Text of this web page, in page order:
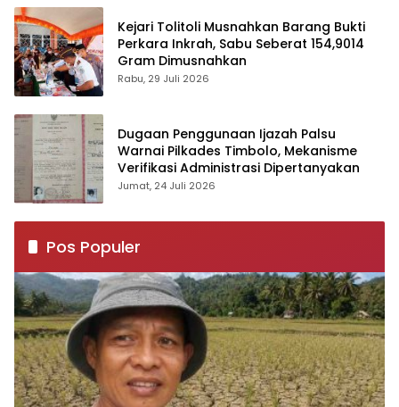
Kejari Tolitoli Musnahkan Barang Bukti
Perkara Inkrah, Sabu Seberat 154,9014
Gram Dimusnahkan
Rabu, 29 Juli 2026
Dugaan Penggunaan Ijazah Palsu
Warnai Pilkades Timbolo, Mekanisme
Verifikasi Administrasi Dipertanyakan
Jumat, 24 Juli 2026
Pos Populer